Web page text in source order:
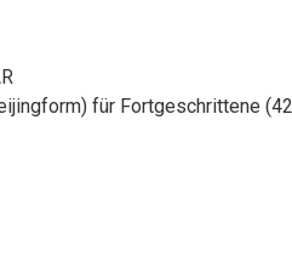
für Fortgeschrittene